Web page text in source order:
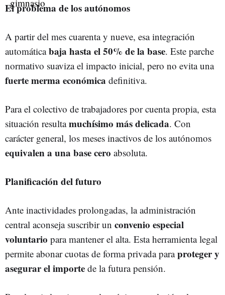
El problema de los autónomos
A partir del mes cuarenta y nueve, esa integración
automáticabaja hasta el 50% de la base. Este parche
normativo suaviza el impacto inicial, pero no evita una
fuerte merma económica definitiva.
Para el colectivo de trabajadores por cuenta propia, esta
situación resultamuchísimo más delicada. Con
carácter general, los meses inactivos de los autónomos
equivalen a una base cero absoluta.
Planificación del futuro
Ante inactividades prolongadas, la administración
central aconseja suscribir un convenio especial
voluntario para mantener el alta. Esta herramienta legal
permite abonar cuotas de forma privada paraproteger y
asegurar el importe de la futura pensión.